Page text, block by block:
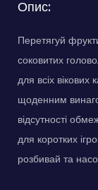
Опис:
Перетягуй
соковитих
для всіх вікових
щоденним
відсутності
для коротких
розбивай та